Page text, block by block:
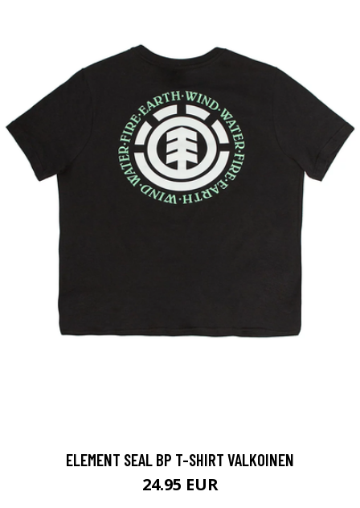
ELEMENT SEAL BP T-SHIRT VALKOINEN
24.95 EUR